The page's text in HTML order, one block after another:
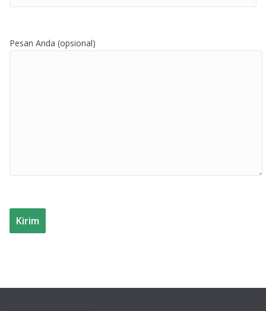
Pesan Anda (opsional)